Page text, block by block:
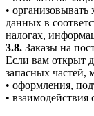
•
данных в
налогах,
3.8. Заказы на
Если вам открыт
запасных частей,
• оформления,
• взаимодействия